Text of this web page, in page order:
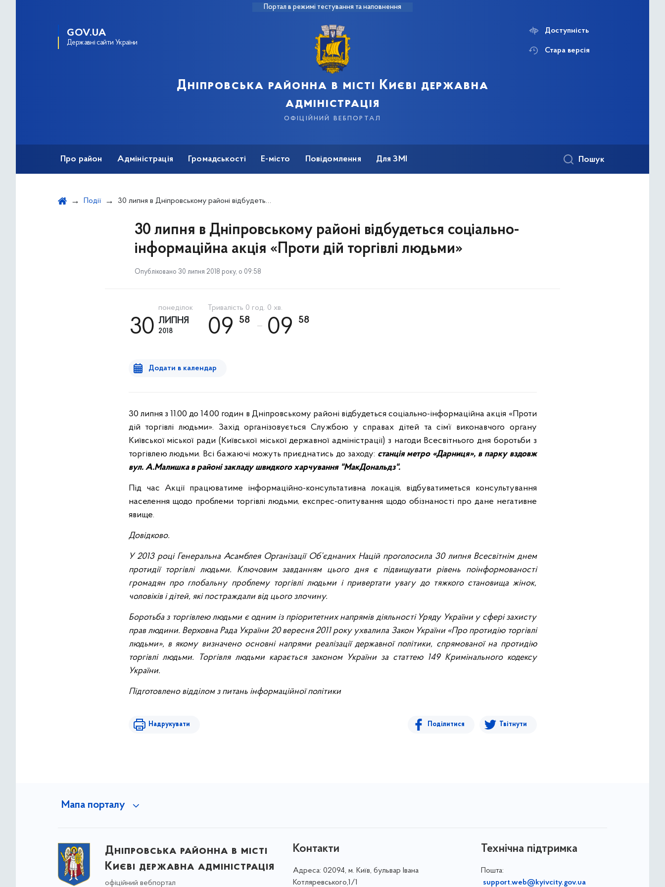
Портал в режимі тестування та наповнення
GOV.UA
Державні сайти України
Дніпровська районна в місті Києві державна
адміністрація
офіційний вебпортал
Доступність
Стара версія
Про район Адміністрація Громадськості Е-місто Повідомлення Для ЗМІ Пошук
Події 30 липня в Дніпровському районі відбудеться соціально-інформаційна акція «Проти дій торгівлі людьми»
30 липня в Дніпровському районі відбудеться соціально-
інформаційна акція «Проти дій торгівлі людьми»
Опубліковано 30 липня 2018 року, о 09:58
понеділок
30 ЛИПНЯ
2018
Тривалість 0 год. 0 хв.
09 58 09 58
Додати в календар
30 липня з 11.00 до 14.00 годин в Дніпровському районі відбудеться соціально-інформаційна акція «Проти
дій торгівлі людьми». Захід організовується Службою у справах дітей та сім’ї виконавчого органу
Київської міської ради (Київської міської державної адміністрації) з нагоди Всесвітнього дня боротьби з
торгівлею людьми. Всі бажаючі можуть приєднатись до заходу: станція метро «Дарниця», в парку вздовж
вул. А.Малишка в районі закладу швидкого харчування "МакДональдз".
Під час Акції працюватиме інформаційно-консультативна локація, відбуватиметься консультування
населення щодо проблеми торгівлі людьми, експрес-опитування щодо обізнаності про дане негативне
явище.
Довідково.
У 2013 році Генеральна Асамблея Організації Об’єднаних Націй проголосила 30 липня Всесвітнім днем
протидії торгівлі людьми. Ключовим завданням цього дня є підвищувати рівень поінформованості
громадян про глобальну проблему торгівлі людьми і привертати увагу до тяжкого становища жінок,
чоловіків і дітей, які постраждали від цього злочину.
Боротьба з торгівлею людьми є одним із пріоритетних напрямів діяльності Уряду України у сфері захисту
прав людини. Верховна Рада України 20 вересня 2011 року ухвалила Закон України «Про протидію торгівлі
людьми», в якому визначено основні напрями реалізації державної політики, спрямованої на протидію
торгівлі людьми. Торгівля людьми карається законом України за статтею 149 Кримінального кодексу
України.
Підготовлено відділом з питань інформаційної політики
Надрукувати Поділитися Твітнути
Мапа порталу
Дніпровська районна в місті
Києві державна адміністрація
офіційний вебпортал
Контакти
Адреса: 02094, м. Київ, бульвар Івана
Котляревського,1/1
Технічна підтримка
Пошта:
support.web@kyivcity.gov.ua